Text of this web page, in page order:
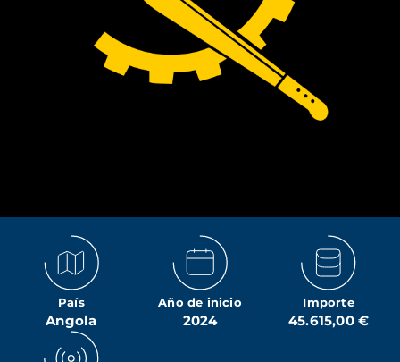
País
Angola
Año de inicio
2024
Importe
45.615,00 €